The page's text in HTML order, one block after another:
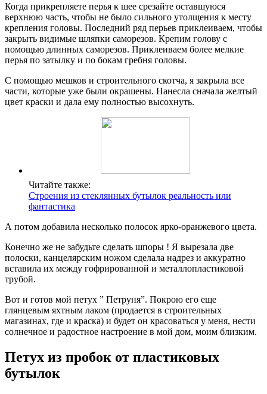
Когда прикрепляете перья к шее срезайте оставшуюся
верхнюю часть, чтобы не было сильного утолщения к месту
крепления головы. Последний ряд перьев приклеиваем, чтобы
закрыть видимые шляпки саморезов. Крепим голову с
помощью длинных саморезов. Приклеиваем более мелкие
перья по затылку и по бокам гребня головы.
С помощью мешков и строительного скотча, я закрыла все
части, которые уже были окрашены. Нанесла сначала желтый
цвет краски и дала ему полностью высохнуть.
Читайте также:
Строения из стеклянных бутылок реальность или
фантастика
А потом добавила несколько полосок ярко-оранжевого цвета.
Конечно же не забудьте сделать шпоры ! Я вырезала две
полоски, канцелярским ножом сделала надрез и аккуратно
вставила их между гофрированной и металлопластиковой
трубой.
Вот и готов мой петух ” Петруня”. Покрою его еще
глянцевым яхтным лаком (продается в строительных
магазинах, где и краска) и будет он красоваться у меня, нести
солнечное и радостное настроение в мой дом, моим близким.
Петух из пробок от пластиковых
бутылок